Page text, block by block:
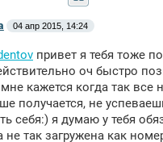
04 апр 2015, 14:24
привет я тебя тоже
оч быстро
кажется когда так все
получается, не
себя:) я думаю у тебя
не так загружена как